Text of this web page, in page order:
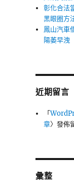
彰化合法
黑眼圈方
鳳山汽車
陽萎早洩
近期留言
「
章〉發佈
彙整